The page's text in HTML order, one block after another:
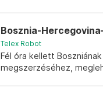
Bosznia-
Telex Robot
Fél óra kellett
megszerzéséhez,